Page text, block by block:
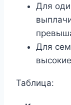
Для
Для
Таблица: